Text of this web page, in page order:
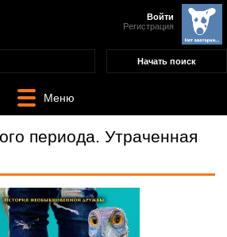
Войти
Регистрация
Меню
периода. Утраченная